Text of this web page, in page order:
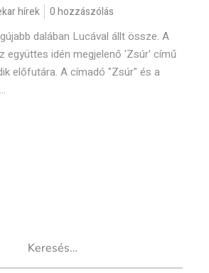
hírek 0 hozzászólás
dalában Lucával állt össze. A
együttes idén megjelenő 'Zsúr' című
előfutára. A címadó "Zsúr" és a